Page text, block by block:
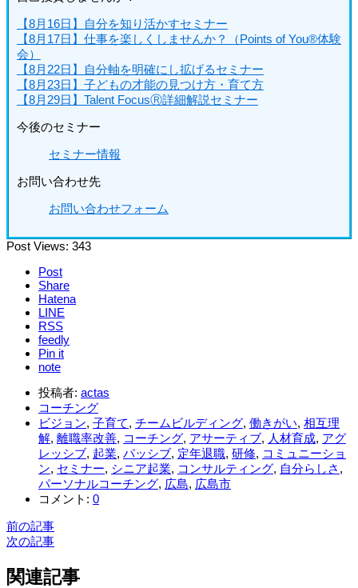
【8月16日】自分を知り活かすセミナー
【8月17日】仕事を楽しくしませんか？（Points of You®体験
会）
【8月22日】自分軸を明確にし拡げるセミナー
【8月23日】子どもの才能の見つけ方・育て方
【8月29日】Talent FocusⓇ詳細解説セミナー
今後のセミナー
セミナー情報
お問い合わせ先
お問い合わせフォーム
Post Views: 343
Post
Share
Hatena
LINE
RSS
feedly
Pin it
note
投稿者: actas
コーチング
ビジョン, 子育て, チームビルディング, 働きがい, 相互理
解, 離職率改善, コーチング, アサーティブ, 人材育成, アグ
レッシブ, 起業, パッシブ, 定年退職, 研修, コミュニーショ
ン, セミナー, シニア起業, コンサルティング, 自分らしさ ,
パーソナルコーチング, 広島, 広島市
コメント: 0
前の記事
次の記事
関連記事